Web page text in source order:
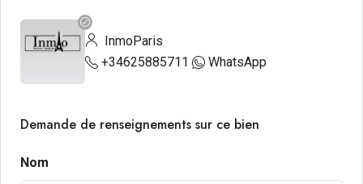
InmoParis
+34625885711
WhatsApp
Demande de renseignements sur ce bien
Nom